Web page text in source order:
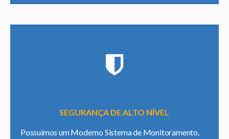
SEGURANÇA DE ALTO NÍVEL
Possuímos um Moderno Sistema de Monitoramento,